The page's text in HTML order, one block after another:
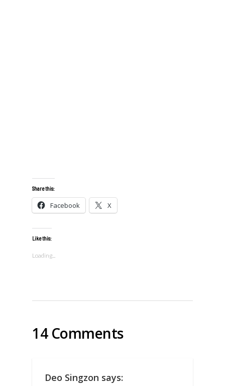
Share this:
Facebook X
Like this:
Loading...
14 Comments
Deo Singzon says: